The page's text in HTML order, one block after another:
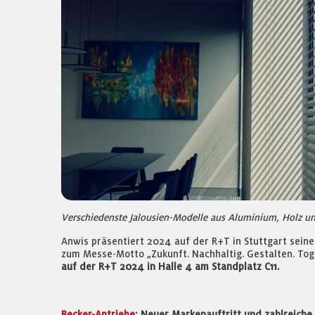
Verschiedenste Jalousien-Modelle aus Aluminium, Holz
Anwis präsentiert 2024 auf der R+T in Stuttgart
zum Messe-Motto „Zukunft. Nachhaltig. Gestalten.
auf der R+T 2024 in Halle 4 am Standplatz C11.